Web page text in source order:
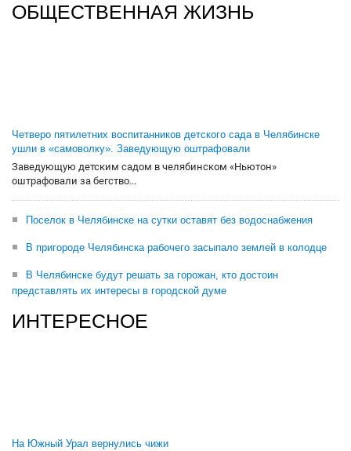
ОБЩЕСТВЕННАЯ ЖИЗНЬ
Четверо пятилетних воспитанников детского сада в Челябинске
ушли в «самоволку». Заведующую оштрафовали
Заведующую детским садом в челябинском «Ньютон»
оштрафовали за бегство...
Поселок в Челябинске на сутки оставят без водоснабжения
В пригороде Челябинска рабочего засыпало землей в колодце
В Челябинске будут решать за горожан, кто достоин
представлять их интересы в городской думе
ИНТЕРЕСНОЕ
На Южный Урал вернулись чижи